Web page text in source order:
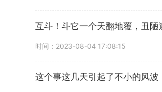
互斗！斗它一个天翻地覆，丑
时间：2023-08-04 17:08:15
这个事这几天引起了不小的风